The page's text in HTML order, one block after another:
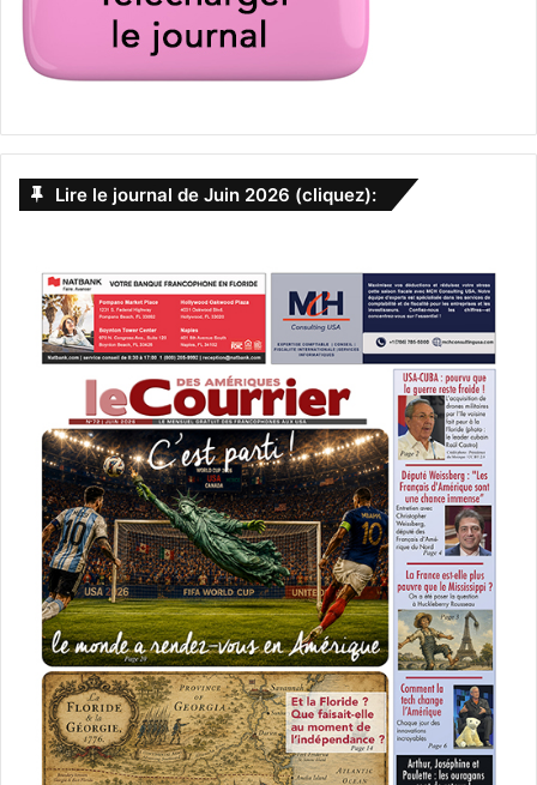
Lire le journal de Juin 2026 (cliquez):